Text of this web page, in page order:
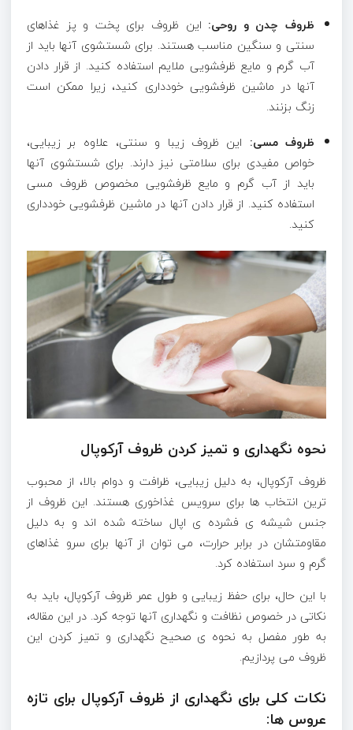
ظروف چدن و روحی: این ظروف برای پخت و پز غذاهای
سنتی و سنگین مناسب هستند. برای شستشوی آنها باید از
آب گرم و مایع ظرفشویی ملایم استفاده کنید. از قرار دادن
آنها در ماشین ظرفشویی خودداری کنید، زیرا ممکن است
زنگ بزنند.
ظروف مسی: این ظروف زیبا و سنتی، علاوه بر زیبایی،
خواص مفیدی برای سلامتی نیز دارند. برای شستشوی آنها
باید از آب گرم و مایع ظرفشویی مخصوص ظروف مسی
استفاده کنید. از قرار دادن آنها در ماشین ظرفشویی خودداری
کنید.
نحوه نگهداری و تمیز کردن ظروف آرکوپال
ظروف آرکوپال، به دلیل زیبایی، ظرافت و دوام بالا، از محبوب
ترین انتخاب ها برای سرویس غذاخوری هستند. این ظروف از
جنس شیشه ی فشرده ی اپال ساخته شده اند و به دلیل
مقاومتشان در برابر حرارت، می توان از آنها برای سرو غذاهای
گرم و سرد استفاده کرد.
با این حال، برای حفظ زیبایی و طول عمر ظروف آرکوپال، باید به
نکاتی در خصوص نظافت و نگهداری آنها توجه کرد. در این مقاله،
به طور مفصل به نحوه ی صحیح نگهداری و تمیز کردن این
ظروف می پردازیم.
نکات کلی برای نگهداری از ظروف آرکوپال برای تازه
عروس ها: